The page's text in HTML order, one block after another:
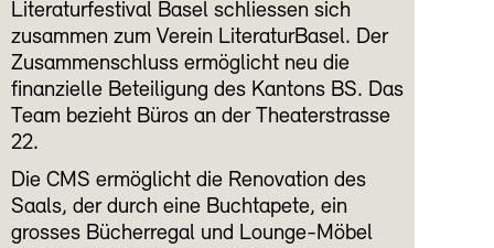
Literaturfestival Basel schliessen sich
zusammen zum Verein LiteraturBasel. Der
Zusammenschluss ermöglicht neu die
finanzielle Beteiligung des Kantons BS. Das
Team bezieht Büros an der Theaterstrasse
22.
Die CMS ermöglicht die Renovation des
Saals, der durch eine Buchtapete, ein
grosses Bücherregal und Lounge-Möbel